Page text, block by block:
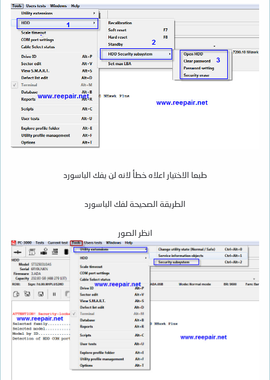
طبعا الاختيار اعلاه خطأ لانه لن يفك الباسورد
الطريقة الصحيحة لفك الباسورد
انظر الصور